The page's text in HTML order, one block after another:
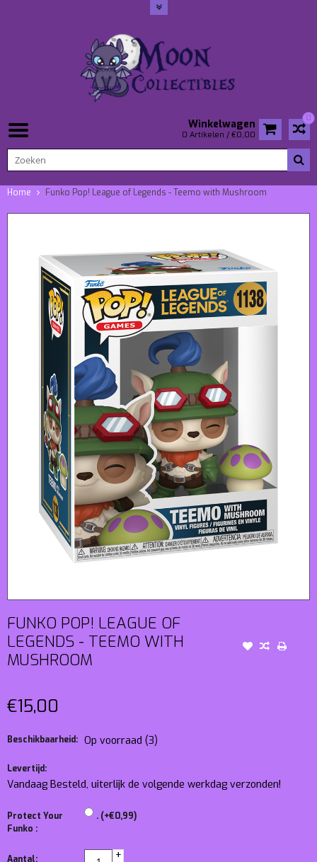
0
Winkelwagen
0 Artikelen / €0,00
Home Funko Pop! League of Legends - Teemo with Mushroom
FUNKO POP! LEAGUE OF
LEGENDS - TEEMO WITH
MUSHROOM
€15,00
Beschikbaarheid: Op voorraad (3)
Levertijd:
Vandaag Besteld, uiterlijk de volgende werkdag verzonden!
Protect Your
Funko :
. (+€0,99)
Aantal:
+